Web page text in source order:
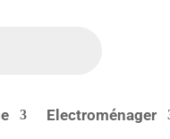
Electroménager